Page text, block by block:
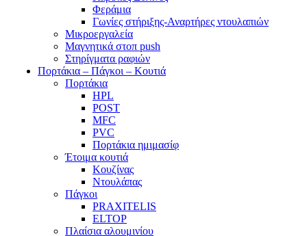
Φεράμια
Γωνίες στήριξης-Αναρτήρες ντουλαπιών
Μικροεργαλεία
Μαγνητικά στοπ push
Στηρίγματα ραφιών
Πορτάκια – Πάγκοι – Κουτιά
Πορτάκια
HPL
POST
MFC
PVC
Πορτάκια ημιμασίφ
Έτοιμα κουτιά
Κουζίνας
Ντουλάπας
Πάγκοι
PRAXITELIS
ELTOP
Πλαίσια αλουμινίου